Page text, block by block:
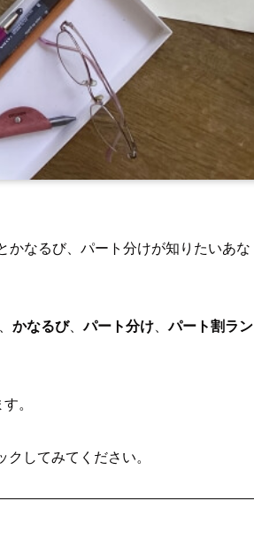
かなるび、パート分けが知りたいあな
かなるび、パート分け 、パート割ラン
。
クしてみてください。